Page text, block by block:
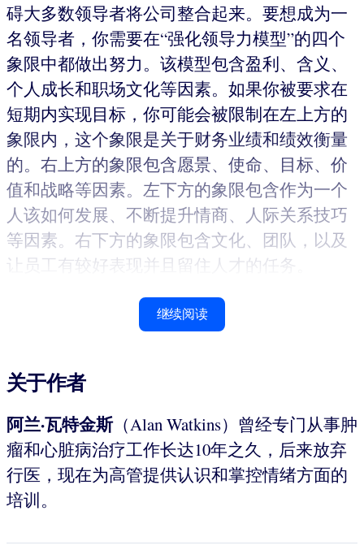
碍大多数领导者将公司整合起来。要想成为一
名领导者，你需要在“强化领导力模型”的四个
象限中都做出努力。该模型包含盈利、含义、
个人成长和职场文化等因素。如果你被要求在
短期内实现目标，你可能会被限制在左上方的
象限内，这个象限是关于财务业绩和绩效衡量
的。右上方的象限包含愿景、使命、目标、价
值和战略等因素。左下方的象限包含作为一个
人该如何发展、不断提升情商、人际关系技巧
等因素。右下方的象限包含文化、团队，以及
让员工有较好表现并且留住人才的任务。
继续阅读
关于作者
阿兰·瓦特金斯（Alan Watkins）曾经专门从事肿
瘤和心脏病治疗工作长达10年之久，后来放弃
行医，现在为高管提供认识和掌控情绪方面的
培训。